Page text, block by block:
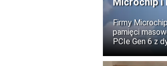
Firmy
pamięci
PCIe Gen 6 z
centrów
usługi